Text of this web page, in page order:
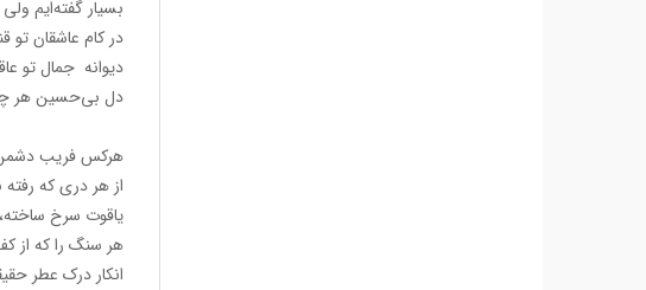
بسیار گفته‌ایم
در کام عاشقان تو
دیوانه جمال تو
دل بی‌حسین هر
هرکس فریب
از هر دری که
یاقوت سرخ
هر سنگ را که از
انکار درک عطر